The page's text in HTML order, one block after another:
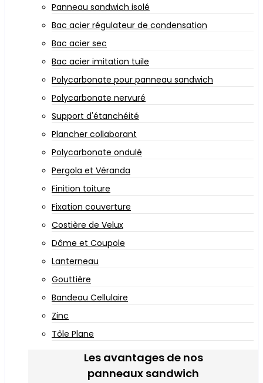
Panneau sandwich isolé
Bac acier régulateur de condensation
Bac acier sec
Bac acier imitation tuile
Polycarbonate pour panneau sandwich
Polycarbonate nervuré
Support d'étanchéité
Plancher collaborant
Polycarbonate ondulé
Pergola et Véranda
Finition toiture
Fixation couverture
Costière de Velux
Dôme et Coupole
Lanterneau
Gouttière
Bandeau Cellulaire
Zinc
Tôle Plane
Les avantages de nos
panneaux sandwich